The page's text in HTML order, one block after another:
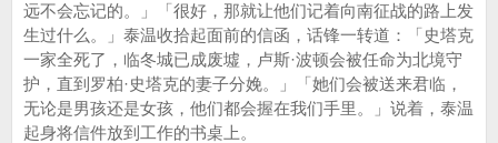
远不会忘记的。」「很好，那就让他们记着向南征战的路上发
生过什么。」泰温收拾起面前的信函，话锋一转道：「史塔克
一家全死了，临冬城已成废墟，卢斯·波顿会被任命为北境守
护，直到罗柏·史塔克的妻子分娩。」「她们会被送来君临，
无论是男孩还是女孩，他们都会握在我们手里。」说着，泰温
起身将信件放到工作的书桌上。